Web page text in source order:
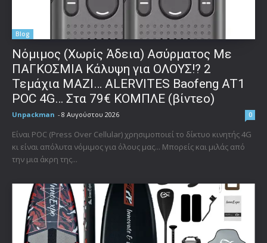
Blog
Νόμιμος (Χωρίς Άδεια) Ασύρματος Με
ΠΑΓΚΟΣΜΙΑ Κάλυψη για ΟΛΟΥΣ!? 2
Τεμάχια ΜΑΖΙ… ALERVITES Baofeng AT1
POC 4G… Στα 79€ ΚΟΜΠΛΕ (βίντεο)
Unpackman - 8 Αυγούστου 2026 0
Είναι POC (Press Over Cellular) χρησιμοποιεί το δίκτυο κινητής 4G
κι είναι απόλυτα νόμιμος για όλους μας... Μπορείς και μιλάς από
την μια άκρη της...